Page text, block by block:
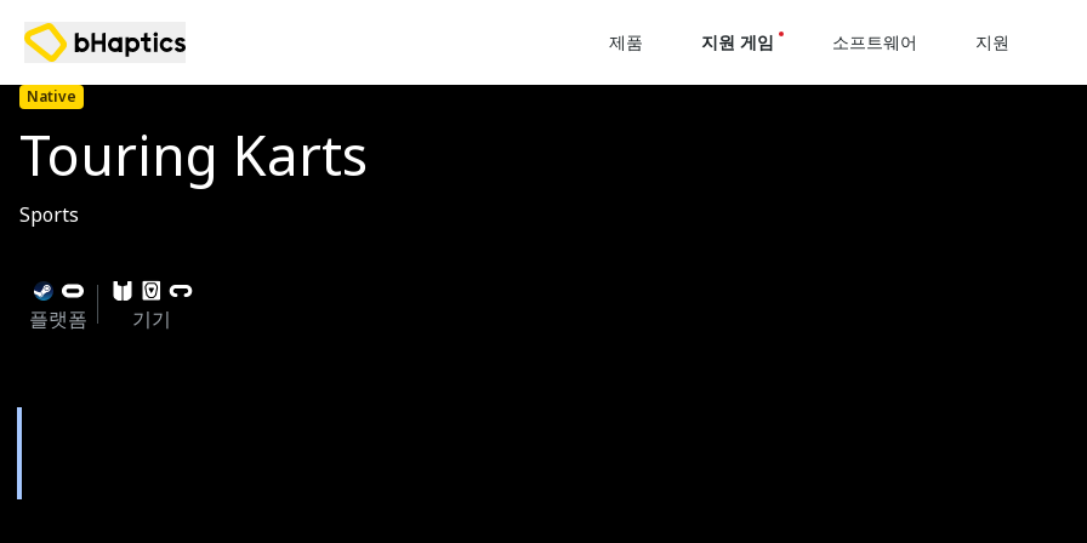
제품 지원 게임 소프트웨어 지원
Native
Touring Karts
Sports
플랫폼 기기